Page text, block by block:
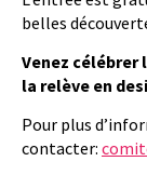
belles
Venez célébrer
la relève en
Pour plus
contacter: